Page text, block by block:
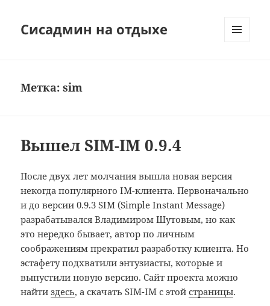
Сисадмин на отдыхе
Метка:sim
Вышел SIM-IM 0.9.4
После двух лет молчания вышла новая версия
некогда популярного IM-клиента. Первоначально
и до версии 0.9.3 SIM (Simple Instant Message)
разрабатывался Владимиром Шутовым, но как
это нередко бывает, автор по личным
соображениям прекратил разработку клиента. Но
эстафету подхватили энтузиасты, которые и
выпустили новую версию. Сайт проекта можно
найтиздесь, а скачать SIM-IM с этойстраницы.